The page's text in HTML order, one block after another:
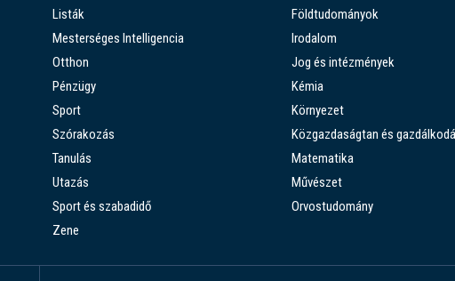
Listák
Mesterséges Intelligencia
Otthon
Pénzügy
Sport
Szórakozás
Tanulás
Utazás
Sport és szabadidő
Zene
Földtudományok
Irodalom
Jog és intézmények
Kémia
Környezet
Közgazdaságtan és
Matematika
Művészet
Orvostudomány